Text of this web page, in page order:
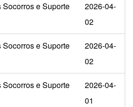
e Suporte
2026-04-
02
e Suporte
2026-04-
02
e Suporte
2026-04-
01